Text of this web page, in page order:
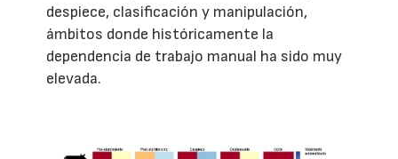
despiece, clasificación y manipulación,
ámbitos donde históricamente la
dependencia de trabajo manual ha sido muy
elevada.